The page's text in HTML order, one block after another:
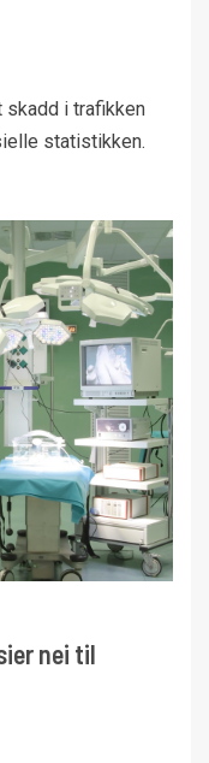
skadd i trafikken
statistikken.
nei til